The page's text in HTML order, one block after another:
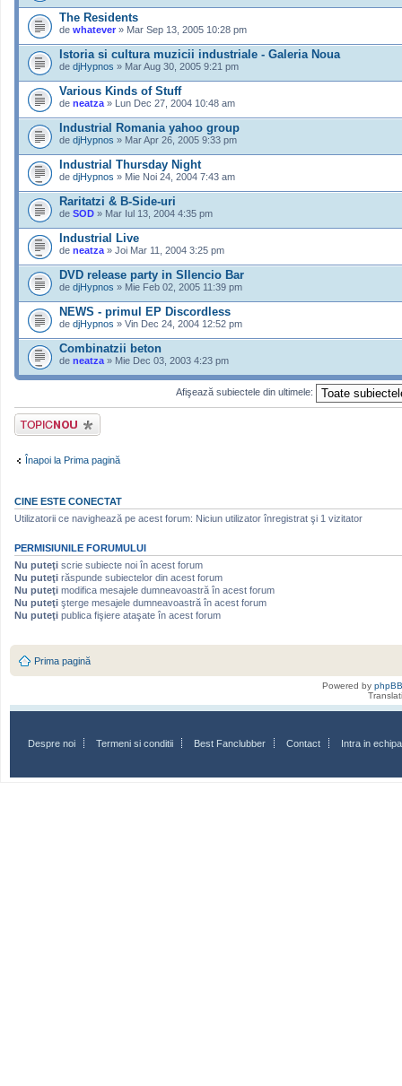
The Residents
de whatever » Mar Sep 13, 2005 10:28 pm
Istoria si cultura muzicii industriale - Galeria Noua
de djHypnos » Mar Aug 30, 2005 9:21 pm
Various Kinds of Stuff
de neatza » Lun Dec 27, 2004 10:48 am
Industrial Romania yahoo group
de djHypnos » Mar Apr 26, 2005 9:33 pm
Industrial Thursday Night
de djHypnos » Mie Noi 24, 2004 7:43 am
Raritatzi & B-Side-uri
de SOD » Mar Iul 13, 2004 4:35 pm
Industrial Live
de neatza » Joi Mar 11, 2004 3:25 pm
DVD release party in SIlencio Bar
de djHypnos » Mie Feb 02, 2005 11:39 pm
NEWS - primul EP Discordless
de djHypnos » Vin Dec 24, 2004 12:52 pm
Combinatzii beton
de neatza » Mie Dec 03, 2003 4:23 pm
Afişează subiectele din ultimele:
Scrie un subiect
nou
Înapoi la Prima pagină
CINE ESTE CONECTAT
Utilizatorii ce navighează pe acest forum: Niciun utilizator înregistrat şi 1 vizitator
PERMISIUNILE FORUMULUI
Nu puteţi scrie subiecte noi în acest forum
Nu puteţi răspunde subiectelor din acest forum
Nu puteţi modifica mesajele dumneavoastră în acest forum
Nu puteţi şterge mesajele dumneavoastră în acest forum
Nu puteţi publica fişiere ataşate în acest forum
Prima pagină
Powered by phpBB
Despre noi Termeni si conditii Best Fanclubber Contact Intra in